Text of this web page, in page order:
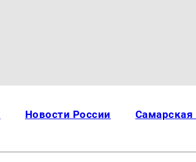
Новости России Самарская